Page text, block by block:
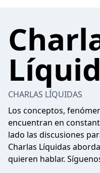
CHARLAS LÍQUIDAS
Los conceptos,
encuentran en
lado las discusiones
Charlas Líquidas
quieren hablar.